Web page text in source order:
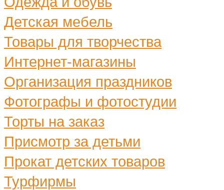
Детская мебель
Товары для творчества
Интернет-магазины
Организация праздников
Фотографы и фотостудии
Торты на заказ
Присмотр за детьми
Прокат детских товаров
Турфирмы